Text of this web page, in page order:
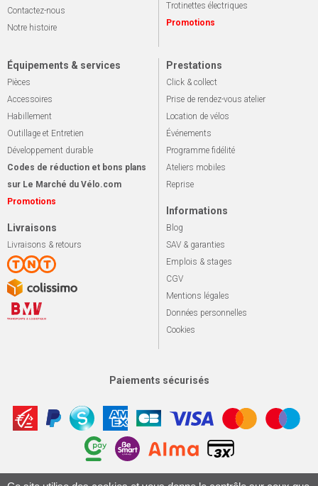
Contactez-nous
Notre histoire
Trotinettes électriques
Promotions
Équipements & services
Pièces
Accessoires
Habillement
Outillage et Entretien
Développement durable
Codes de réduction et bons plans
sur Le Marché du Vélo.com
Promotions
Livraisons
Livraisons & retours
Prestations
Click & collect
Prise de rendez-vous atelier
Location de vélos
Événements
Programme fidélité
Ateliers mobiles
Reprise
Informations
Blog
SAV & garanties
Emplois & stages
CGV
Mentions légales
Données personnelles
Cookies
Paiements sécurisés
Apotekisto,